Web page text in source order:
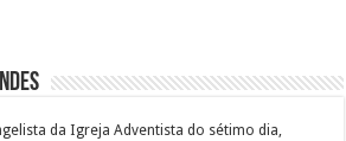
da Igreja Adventista do sétimo dia,